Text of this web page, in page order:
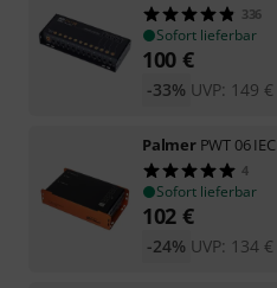
336
Sofort lieferbar
100 €
UVP: 149 €
-33%
Palmer PWT 06 IEC
4
Sofort lieferbar
102 €
UVP: 134 €
-24%